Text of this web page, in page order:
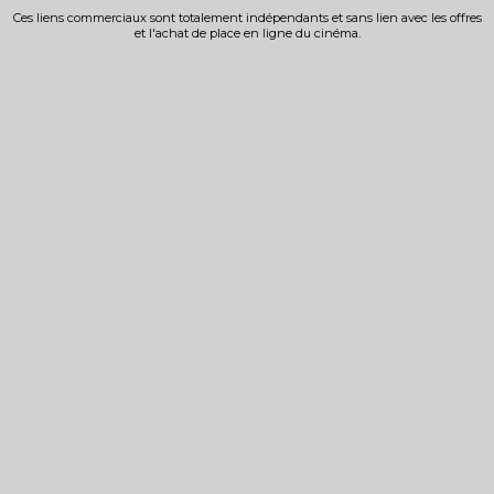
Ces liens commerciaux sont totalement indépendants et sans lien avec les offres
et l'achat de place en ligne du cinéma.